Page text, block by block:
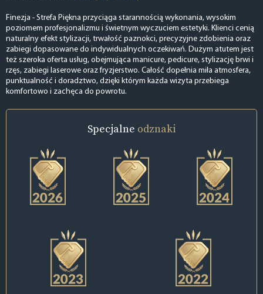
Finezja - Strefa Piękna przyciąga starannością wykonania, wysokim
poziomem profesjonalizmu i świetnym wyczuciem estetyki. Klienci cenią
naturalny efekt stylizacji, trwałość paznokci, precyzyjne zdobienia oraz
zabiegi dopasowane do indywidualnych oczekiwań. Dużym atutem jest
też szeroka oferta usług, obejmująca manicure, pedicure, stylizację brwi i
rzęs, zabiegi laserowe oraz fryzjerstwo. Całość dopełnia miła atmosfera,
punktualność i doradztwo, dzięki którym każda wizyta przebiega
komfortowo i zachęca do powrotu.
Specjalne odznaki